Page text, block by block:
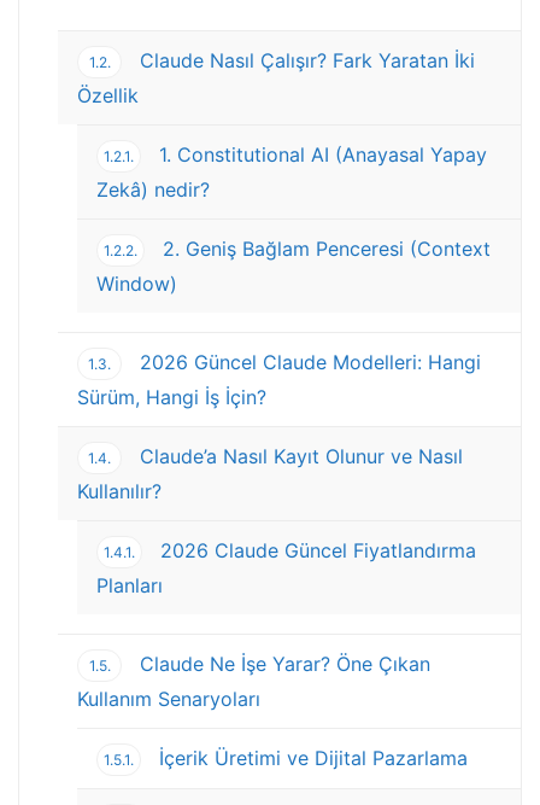
1.2.
Claude Nasıl Çalışır? Fark Yaratan İki
Özellik
1.2.1.
1. Constitutional AI (Anayasal Yapay
Zekâ) nedir?
1.2.2.
2. Geniş Bağlam Penceresi (Context
Window)
1.3.
2026 Güncel Claude Modelleri: Hangi
Sürüm, Hangi İş İçin?
1.4.
Claude’a Nasıl Kayıt Olunur ve Nasıl
Kullanılır?
1.4.1.
2026 Claude Güncel Fiyatlandırma
Planları
1.5.
Claude Ne İşe Yarar? Öne Çıkan
Kullanım Senaryoları
1.5.1. İçerik Üretimi ve Dijital Pazarlama